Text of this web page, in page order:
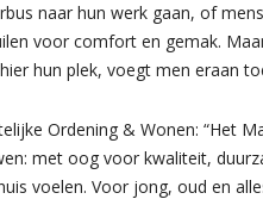
naar hun werk gaan, of
voor comfort en gemak.
hun plek, voegt men eraan
Ordening & Wonen: “Het
met oog voor kwaliteit,
voelen. Voor jong, oud en